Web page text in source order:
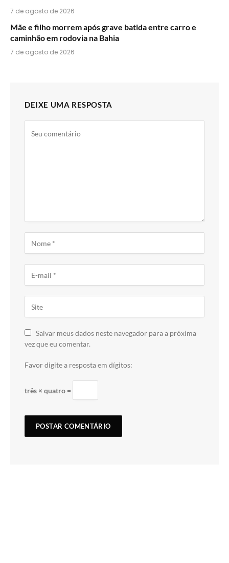
7 de agosto de 2026
Mãe e filho morrem após grave batida entre carro e
caminhão em rodovia na Bahia
7 de agosto de 2026
DEIXE UMA RESPOSTA
Salvar meus dados neste navegador para a próxima
vez que eu comentar.
Favor digite a resposta em dígitos:
três × quatro =